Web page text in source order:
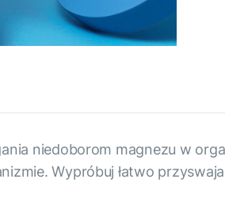
niedoborom magnezu w
Wypróbuj łatwo